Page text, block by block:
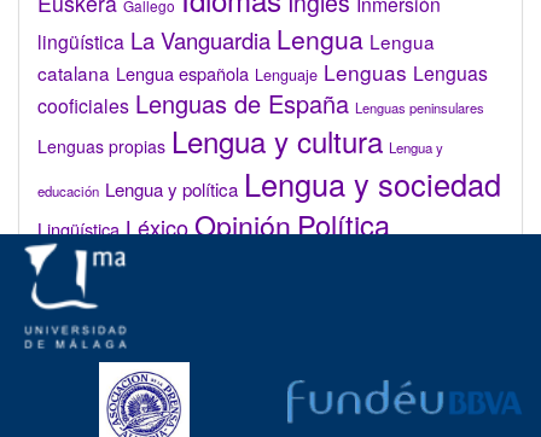
Gallego
lingüística La Vanguardia Lengua Lengua
catalana Lengua española Lenguaje Lenguas Lenguas
cooficiales Lenguas de España Lenguas peninsulares
Lenguas propias Lengua y cultura Lengua y
educación Lengua y política Lengua y sociedad
Lingüística LéxicoOpiniónPolítica
lingüística
Valenciano
Administrar